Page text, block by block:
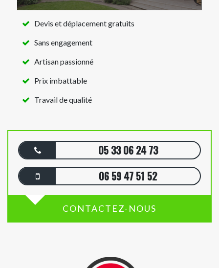
Devis et déplacement gratuits
Sans engagement
Artisan passionné
Prix imbattable
Travail de qualité
05 33 06 24 73
06 59 47 51 52
CONTACTEZ-NOUS